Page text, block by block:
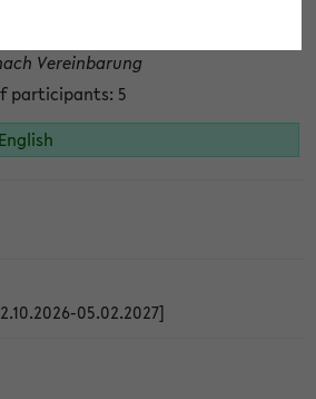
beim Veranstalter ist unbedingt
Vereinbarung
participants: 5
05.02.2027]